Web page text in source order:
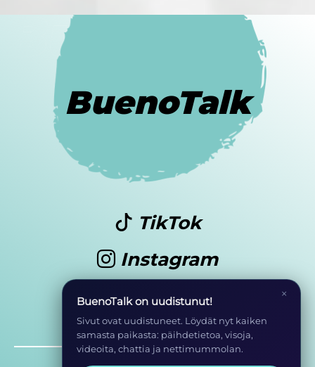
BuenoTalk
TikTok
Instagram
Youtube
×
BuenoTalk on uudistunut!
Sivut ovat uudistuneet. Löydät nyt kaiken
samasta paikasta: päihdetietoa, visoja,
videoita, chattia ja nettimummolan.